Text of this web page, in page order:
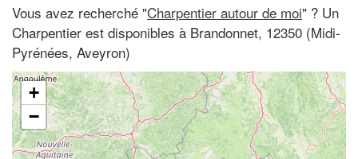
Vous avez recherché "Charpentier autour de moi" ? Un
Charpentier est disponibles à Brandonnet, 12350 (Midi-
Pyrénées, Aveyron)
+
−